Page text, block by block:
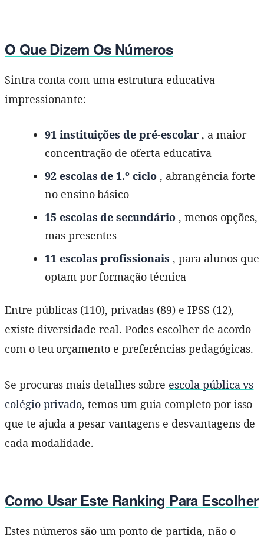
O Que Dizem Os Números
Sintra conta com uma estrutura educativa
impressionante:
91 instituições de pré-escolar , a maior
concentração de oferta educativa
92 escolas de 1.º ciclo, abrangência forte
no ensino básico
15 escolas de secundário, menos opções,
mas presentes
11 escolas profissionais , para alunos que
optam por formação técnica
Entre públicas (110), privadas (89) e IPSS (12),
existe diversidade real. Podes escolher de acordo
com o teu orçamento e preferências pedagógicas.
Se procuras mais detalhes sobre escola pública vs
colégio privado, temos um guia completo por isso
que te ajuda a pesar vantagens e desvantagens de
cada modalidade.
Como Usar Este Ranking Para Escolher
Estes números são um ponto de partida, não o